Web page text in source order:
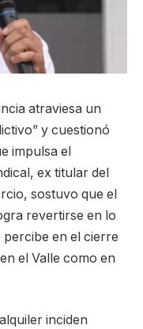
atraviesa un
y cuestionó
impulsa el
ex titular del
sostuvo que el
revertirse en lo
percibe en el cierre
el Valle como en
inciden